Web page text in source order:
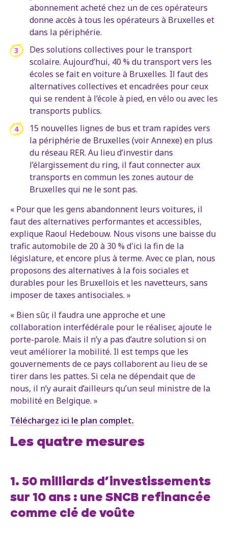
abonnement acheté chez un de ces opérateurs
donne accès à tous les opérateurs à Bruxelles et
dans la périphérie.
Des solutions collectives pour le transport
scolaire. Aujourd’hui, 40 % du transport vers les
écoles se fait en voiture à Bruxelles. Il faut des
alternatives collectives et encadrées pour ceux
qui se rendent à l’école à pied, en vélo ou avec les
transports publics.
15 nouvelles lignes de bus et tram rapides vers
la périphérie de Bruxelles (voir Annexe) en plus
du réseau RER. Au lieu d’investir dans
l’élargissement du ring, il faut connecter aux
transports en commun les zones autour de
Bruxelles qui ne le sont pas.
« Pour que les gens abandonnent leurs voitures, il
faut des alternatives performantes et accessibles,
explique Raoul Hedebouw. Nous visons une baisse du
trafic automobile de 20 à 30 % d'ici la fin de la
législature, et encore plus à terme. Avec ce plan, nous
proposons des alternatives à la fois sociales et
durables pour les Bruxellois et les navetteurs, sans
imposer de taxes antisociales. »
« Bien sûr, il faudra une approche et une
collaboration interfédérale pour le réaliser, ajoute le
porte-parole. Mais il n’y a pas d’autre solution si on
veut améliorer la mobilité. Il est temps que les
gouvernements de ce pays collaborent au lieu de se
tirer dans les pattes. Si cela ne dépendait que de
nous, il n’y aurait d’ailleurs qu’un seul ministre de la
mobilité en Belgique. »
Téléchargez ici le plan complet.
Les quatre mesures
1. 50 milliards d’investissements
sur 10 ans : une SNCB refinancée
comme clé de voûte